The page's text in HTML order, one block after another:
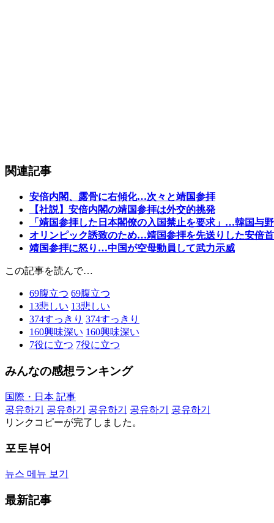
関連記事
安倍内閣、露骨に右傾化…次々と靖国参拝
【社説】安倍内閣の靖国参拝は外交的挑発
「靖国参拝した日本閣僚の入国禁止を要求」…韓国与
オリンピック誘致のため…靖国参拝を先送りした安倍
靖国参拝に怒り…中国が空母動員して武力示威
この記事を読んで…
69腹立つ 69腹立つ
13悲しい 13悲しい
374すっきり 374すっきり
160興味深い 160興味深い
7役に立つ 7役に立つ
みんなの感想ランキング
国際・日本 記事
공유하기
공유하기 공유하기 공유하기
공유하기
リンクコピーが完了しました。
포토뷰어
뉴스 메뉴 보기
最新記事